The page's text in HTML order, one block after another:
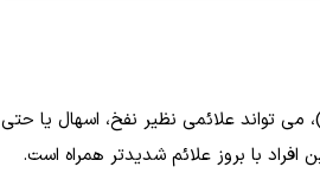
مصرف لیمو به دلیل خاصیت اسیدی و توانایی تحریک حرکت های پریستالتیک روده (Peristalsis)، می تواند علائمی نظیر نفخ، اسهال یا حتی